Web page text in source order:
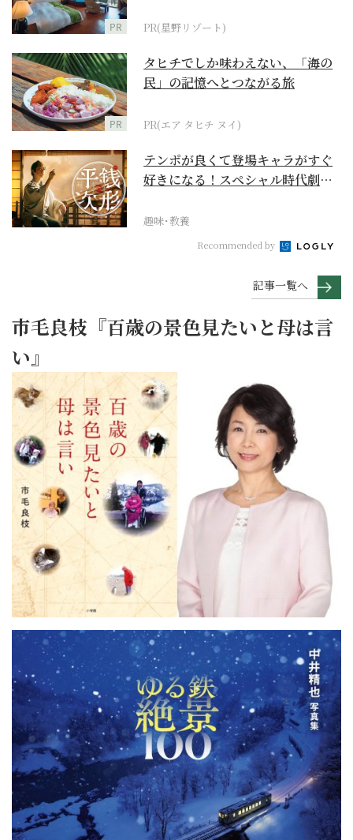
PR PR(星野リゾート)
PR
タヒチでしか味わえない、「海の
民」の記憶へとつながる旅
PR(エア タヒチ ヌイ)
テンポが良くて登場キャラがすぐ
好きになる！スペシャル時代劇
趣味･教養
Recommended by
記事一覧へ
市毛良枝『百歳の景色見たいと母は言
い』